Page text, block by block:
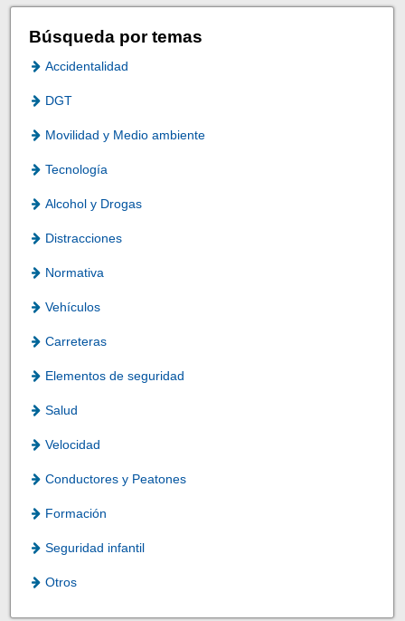
Búsqueda por temas
Accidentalidad
DGT
Movilidad y Medio ambiente
Tecnología
Alcohol y Drogas
Distracciones
Normativa
Vehículos
Carreteras
Elementos de seguridad
Salud
Velocidad
Conductores y Peatones
Formación
Seguridad infantil
Otros